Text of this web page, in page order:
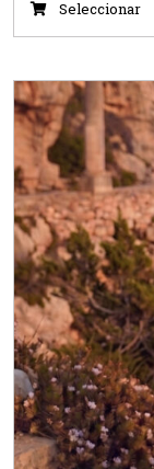
Seleccionar